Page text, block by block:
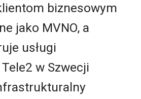
biznesowym
jako MVNO, a
usługi
w Szwecji